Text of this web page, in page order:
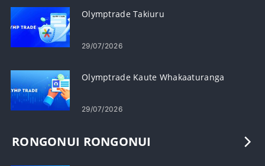
Olymptrade Takiuru
29/07/2026
Olymptrade Kaute Whakaaturanga
29/07/2026
RONGONUI RONGONUI